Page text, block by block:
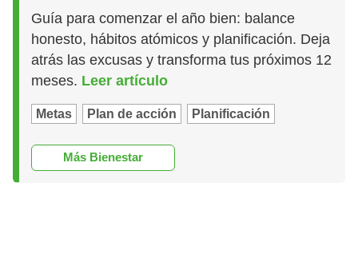
Guía para comenzar el año bien: balance
honesto, hábitos atómicos y planificación. Deja
atrás las excusas y transforma tus próximos 12
meses. Leer artículo
Metas Plan de acción Planificación
Más Bienestar